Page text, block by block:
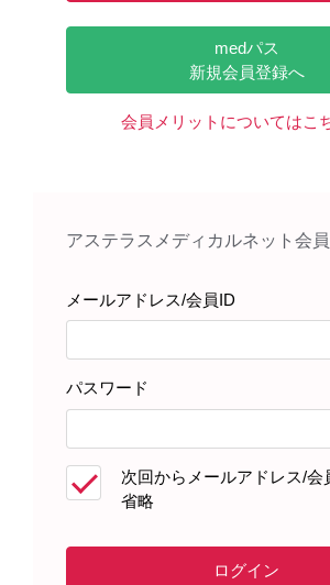
製品に関する資料
ベシケア錠・OD錠を
medパス
新規会員登録へ
会員メリットについてはこ
アステラスメディカルネット会
メールアドレス/会員ID
パスワード
次回からメールアドレス/会
省略